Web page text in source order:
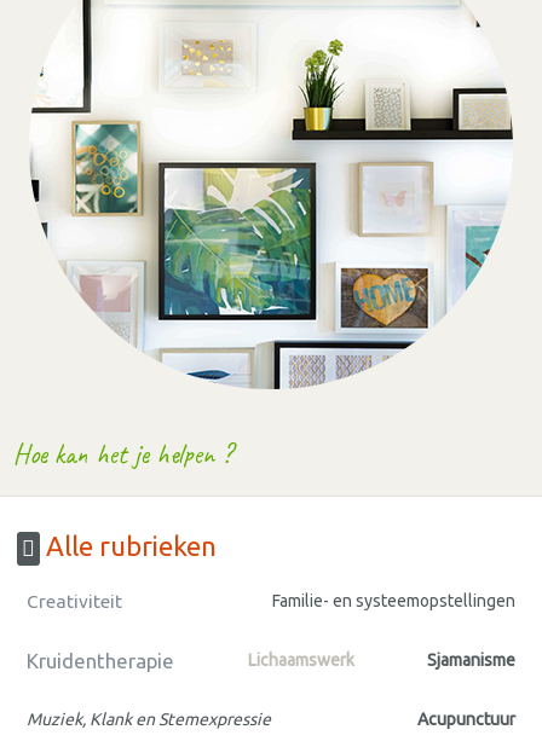
Hoe kan het je helpen ?
Alle rubrieken
Creativiteit Familie- en systeemopstellingen
Kruidentherapie Lichaamswerk Sjamanisme
Muziek, Klank en Stemexpressie Acupunctuur